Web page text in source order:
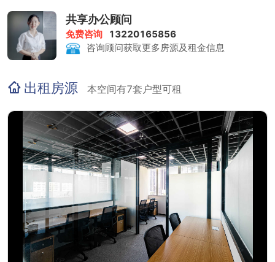
共享办公顾问
免费咨询
13220165856
咨询顾问获取更多房源及租金信息
出租房源 本空间有7套户型可租